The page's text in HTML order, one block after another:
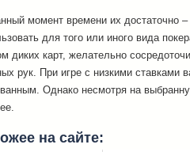
момент времени их достаточно
для того или иного вида
диких карт, желательно
рук. При игре с низкими ставками
Однако несмотря на
на сайте: